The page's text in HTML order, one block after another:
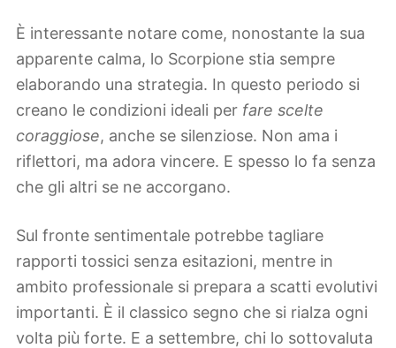
È interessante notare come, nonostante la sua
apparente calma, lo Scorpione stia sempre
elaborando una strategia. In questo periodo si
creano le condizioni ideali per fare scelte
coraggiose, anche se silenziose. Non ama i
riflettori, ma adora vincere. E spesso lo fa senza
che gli altri se ne accorgano.
Sul fronte sentimentale potrebbe tagliare
rapporti tossici senza esitazioni, mentre in
ambito professionale si prepara a scatti evolutivi
importanti. È il classico segno che si rialza ogni
volta più forte. E a settembre, chi lo sottovaluta